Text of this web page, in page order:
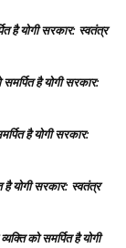
है योगी सरकार: स्वतंत्र
है योगी सरकार:
है योगी सरकार:
है योगी सरकार: स्वतंत्र
को समर्पित है योगी